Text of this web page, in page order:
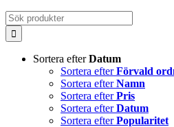
Sök
efter:
Sortera efterDatum
Sortera efterFörvald
Sortera efterNamn
Sortera efterPris
Sortera efterDatum
Sortera efterPopularitet